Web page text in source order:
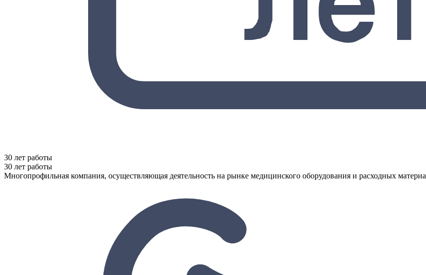
30 лет работы
30 лет работы
Многопрофильная компания, осуществляющая деятельность на рынке медицинского оборудования и расходных